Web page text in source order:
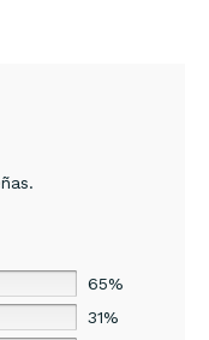
65%
31%